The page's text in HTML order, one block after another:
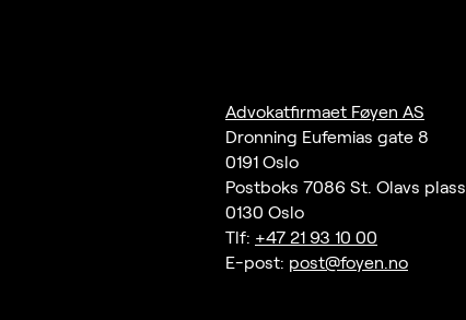
Advokatfirmaet Føyen AS
Dronning Eufemias gate 8
0191 Oslo
Postboks 7086 St. Olavs plass
0130 Oslo
Tlf: +47 21 93 10 00
E-post: post@foyen.no